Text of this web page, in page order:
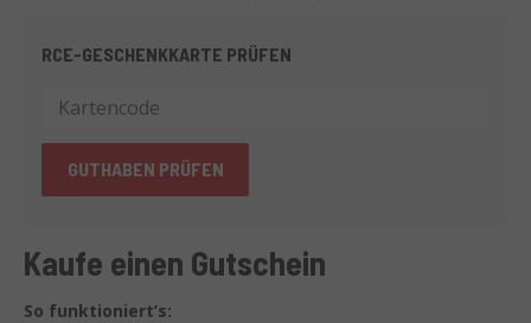
RCE-GESCHENKKARTE PRÜFEN
GUTHABEN PRÜFEN
Kaufe einen Gutschein
So funktioniert’s: